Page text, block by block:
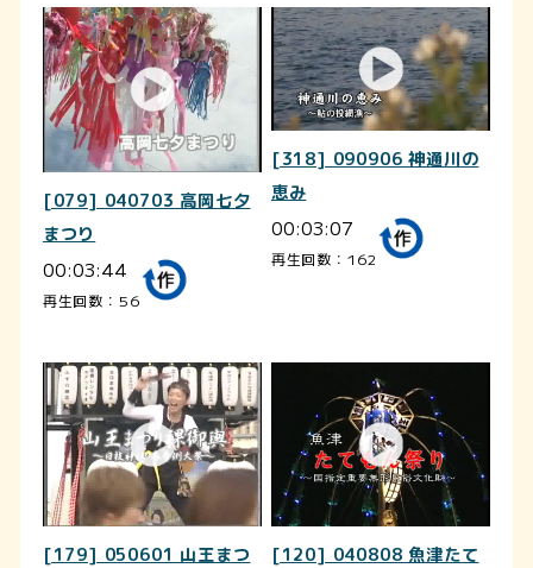
[079] 040703 高岡七夕
まつり
00:03:44
再生回数：56
[318] 090906 神通川の
恵み
00:03:07
再生回数：162
[179] 050601 山王まつ
[120] 040808 魚津たて